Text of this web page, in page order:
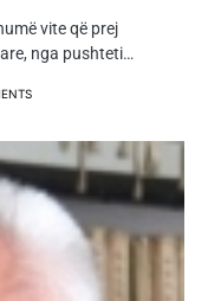
vite që prej
nga pushteti…